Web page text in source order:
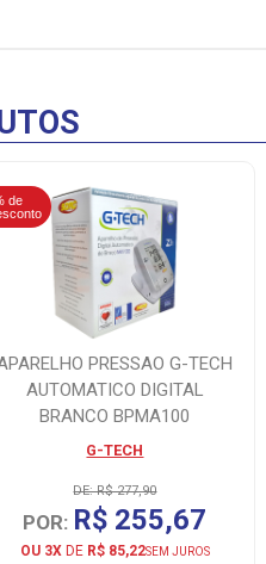
de
PRESSAO G-TECH
AUTOMATICO DIGITAL
BRANCO BPMA100
G-TECH
DE: R$ 277,90
POR: R$ 255,67
OU 3XDE R$ 85,22SEM JUROS